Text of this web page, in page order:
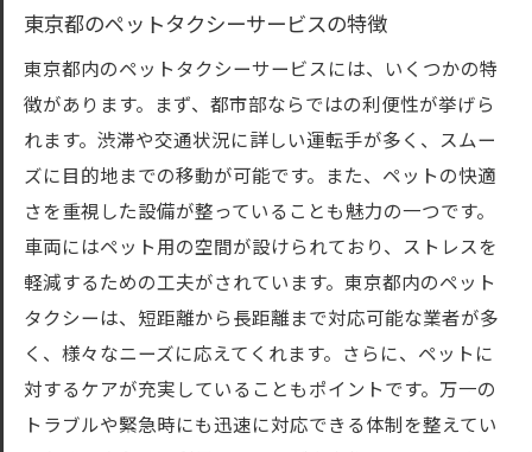
東京都のペットタクシーサービスの特徴
東京都内のペットタクシーサービスには、いくつかの特
徴があります。まず、都市部ならではの利便性が挙げら
れます。渋滞や交通状況に詳しい運転手が多く、スムー
ズに目的地までの移動が可能です。また、ペットの快適
さを重視した設備が整っていることも魅力の一つです。
車両にはペット用の空間が設けられており、ストレスを
軽減するための工夫がされています。東京都内のペット
タクシーは、短距離から長距離まで対応可能な業者が多
く、様々なニーズに応えてくれます。さらに、ペットに
対するケアが充実していることもポイントです。万一の
トラブルや緊急時にも迅速に対応できる体制を整えてい